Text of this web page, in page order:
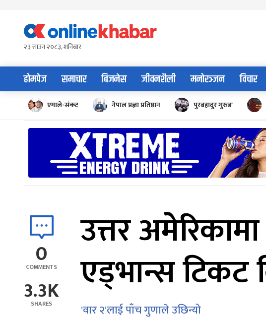
content२३ साउन २०८३, शनिबार
होमपेज समाचार बिजनेस जीवनशैली मनोरञ्जन विचार
एमाले-संकट नेपाल प्रज्ञा प्रतिष्ठान पुरबहादुर गुरुङ
0
COMMENTS
3.3K
SHARES
उत्तर
एड्भान्स टिकट
'वार २'लाई पाँच गुणाले उछिन्यो